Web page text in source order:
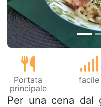
Portata
principale
facile
Per una cena dal